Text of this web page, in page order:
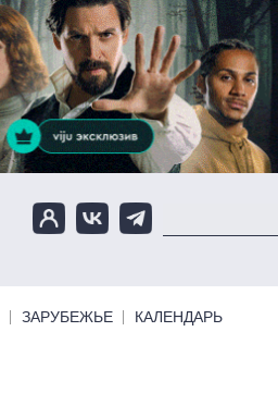
ЗАРУБЕЖЬЕ КАЛЕНДАРЬ